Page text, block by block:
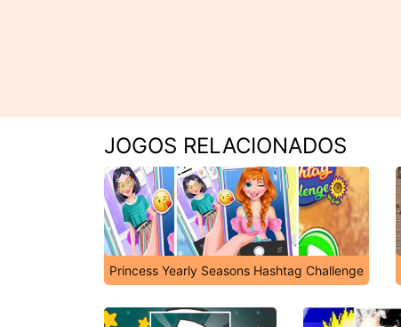
JOGOS RELACIONADOS
Princess Yearly Seasons Hashtag Challenge